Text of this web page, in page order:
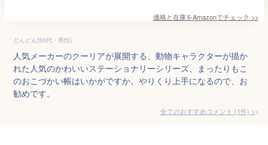
価格と在庫をAmazonでチェック >>
どんどん(50代・男性)
人気メーカーのクーリアが展開する、動物キャラクターが描か
れた人気のかわいいステーショナリーシリーズ、まったりもこ
のおこづかい帳はいかがですか。やりくり上手になるので、お
勧めです。
全てのおすすめコメント (1件) >